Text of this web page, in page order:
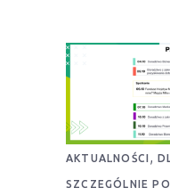
AKTUALNOŚCI ,
SZCZEGÓLNIE